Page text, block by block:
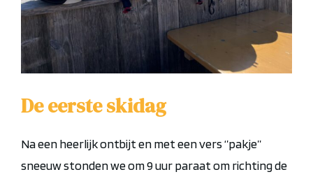
De eerste skidag
Na een heerlijk ontbijt en met een vers ‘’pakje’’
sneeuw stonden we om 9 uur paraat om richting de